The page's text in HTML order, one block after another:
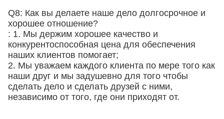
Q8: Как вы делаете наше дело долгосрочное и
хорошее отношение?
: 1. Мы держим хорошее качество и
конкурентоспособная цена для обеспечения
наших клиентов помогает;
2. Мы уважаем каждого клиента по мере того как
наши друг и мы задушевно для того чтобы
сделать дело и сделать друзей с ними,
независимо от того, где они приходят от.